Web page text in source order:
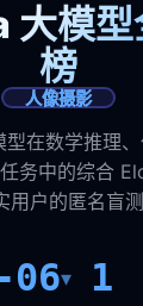
模型
榜
人像摄影
在数学推理
务中的综合
用户的匿名盲测
06▾ 1